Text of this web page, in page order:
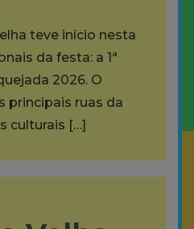
teve início nesta
da festa: a 1ª
2026. O
principais ruas da
culturais […]